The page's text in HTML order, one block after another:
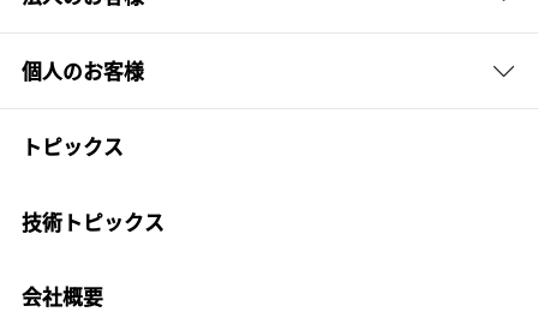
個人のお客様
トピックス
技術トピックス
会社概要